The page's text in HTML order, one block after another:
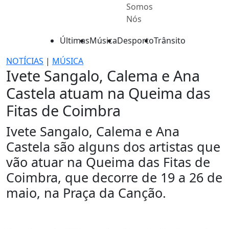
Somos
Nós
ÚltimasMúsicaDesportoTrânsito
NOTÍCIAS | MÚSICA
Ivete Sangalo, Calema e Ana
Castela atuam na Queima das
Fitas de Coimbra
Ivete Sangalo, Calema e Ana
Castela são alguns dos artistas que
vão atuar na Queima das Fitas de
Coimbra, que decorre de 19 a 26 de
maio, na Praça da Canção.